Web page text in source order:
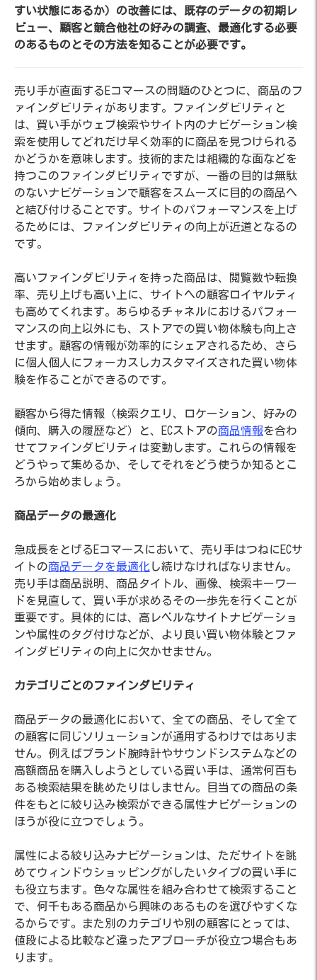
すい状態にあるか）の改善には、既存のデータの初期レ
ビュー、顧客と競合他社の好みの調査、最適化する必要
のあるものとその方法を知ることが必要です。
売り手が直面するEコマースの問題のひとつに、商品のフ
ァインダビリティがあります。ファインダビリティと
は、買い手がウェブ検索やサイト内のナビゲーション検
索を使用してどれだけ早く効率的に商品を見つけられる
かどうかを意味します。技術的または組織的な面などを
持つこのファインダビリティですが、一番の目的は無駄
のないナビゲーションで顧客をスムーズに目的の商品へ
と結び付けることです。サイトのパフォーマンスを上げ
るためには、ファインダビリティの向上が近道となるの
です。
高いファインダビリティを持った商品は、閲覧数や転換
率、売り上げも高い上に、サイトへの顧客ロイヤルティ
も高めてくれます。あらゆるチャネルにおけるパフォー
マンスの向上以外にも、ストアでの買い物体験も向上さ
せます。顧客の情報が効率的にシェアされるため、さら
に個人個人にフォーカスしカスタマイズされた買い物体
験を作ることができるのです。
顧客から得た情報（検索クエリ、ロケーション、好みの
傾向、購入の履歴など）と、ECストアの商品情報を合わ
せてファインダビリティは変動します。これらの情報を
どうやって集めるか、そしてそれをどう使うか知るとこ
ろから始めましょう。
商品データの最適化
急成長をとげるEコマースにおいて、売り手はつねにECサ
イトの商品データを最適化 し続けなければなりません。
売り手は商品説明、商品タイトル、画像、検索キーワー
ドを見直して、買い手が求めるその一歩先を行くことが
重要です。具体的には、高レベルなサイトナビゲーショ
ンや属性のタグ付けなどが、より良い買い物体験とファ
インダビリティの向上に欠かせません。
カテゴリごとのファインダビリティ
商品データの最適化において、全ての商品、そして全て
の顧客に同じソリューションが通用するわけではありま
せん。例えばブランド腕時計やサウンドシステムなどの
高額商品を購入しようとしている買い手は、通常何百も
ある検索結果を眺めたりはしません。目当ての商品の条
件をもとに絞り込み検索ができる属性ナビゲーションの
ほうが役に立つでしょう。
属性による絞り込みナビゲーションは、ただサイトを眺
めてウィンドウショッピングがしたいタイプの買い手に
も役立ちます。色々な属性を組み合わせて検索すること
で、何千もある商品から興味のあるものを選びやすくな
るからです。また別のカテゴリや別の顧客にとっては、
値段による比較など違ったアプローチが役立つ場合もあ
ります。